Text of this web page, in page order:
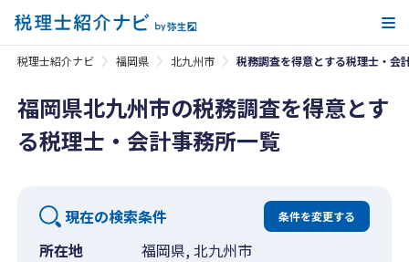
税理士紹介ナビ 福岡県 北九州市 税務調査を得意とする税理士・会
福岡県北九州市の税務調査を得意とす
る税理士・会計事務所一覧
現在の検索条件 条件を変更する
所在地
福岡県, 北九州市